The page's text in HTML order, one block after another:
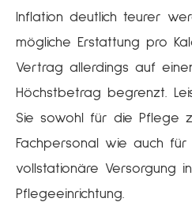
Inflation deutlich teurer
mögliche Erstattung pro
Vertrag allerdings auf
Höchstbetrag begrenzt.
Sie sowohl für die Pflege
Fachpersonal wie auch
vollstationäre Versorgung
Pflegeeinrichtung.